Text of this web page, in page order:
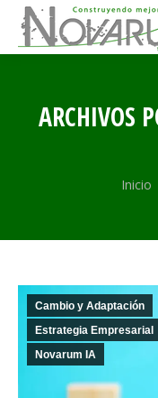
ARCHIVOS
Inicio
Cambio y Adaptación
Estrategia Empresarial
Novarum IA